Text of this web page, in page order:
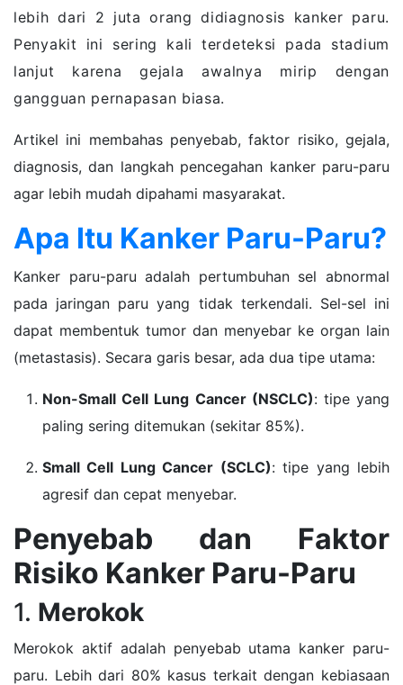
lebih dari 2 juta orang didiagnosis kanker paru.
Penyakit ini sering kali terdeteksi pada stadium
lanjut karena gejala awalnya mirip dengan
gangguan pernapasan biasa.
Artikel ini membahas penyebab, faktor risiko, gejala,
diagnosis, dan langkah pencegahan kanker paru-paru
agar lebih mudah dipahami masyarakat.
Apa Itu Kanker Paru-Paru?
Kanker paru-paru adalah pertumbuhan sel abnormal
pada jaringan paru yang tidak terkendali. Sel-sel ini
dapat membentuk tumor dan menyebar ke organ lain
(metastasis). Secara garis besar, ada dua tipe utama:
Non-Small Cell Lung Cancer (NSCLC): tipe yang
paling sering ditemukan (sekitar 85%).
Small Cell Lung Cancer (SCLC): tipe yang lebih
agresif dan cepat menyebar.
Penyebab dan Faktor
Risiko Kanker Paru-Paru
1. Merokok
Merokok aktif adalah penyebab utama kanker paru-
paru. Lebih dari 80% kasus terkait dengan kebiasaan